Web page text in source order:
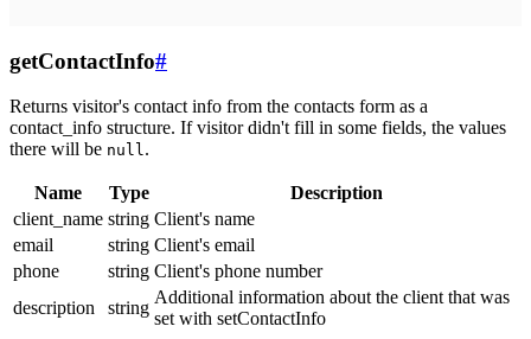
getContactInfo#
Returns visitor's contact info from the contacts form as a
contact_info structure. If visitor didn't fill in some fields, the values
there will be null.
Name Type
Description
client_name string Client's name
email
string Client's email
phone
string Client's phone number
description
string
Additional information about the client that was
set with setContactInfo